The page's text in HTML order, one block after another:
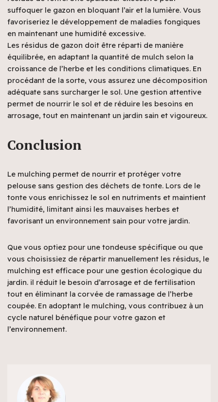
suffoquer le gazon en bloquant l’air et la lumière. Vous
favoriseriez le développement de maladies fongiques
en maintenant une humidité excessive.
Les résidus de gazon doit être réparti de manière
équilibrée, en adaptant la quantité de mulch selon la
croissance de l’herbe et les conditions climatiques. En
procédant de la sorte, vous assurez une décomposition
adéquate sans surcharger le sol. Une gestion attentive
permet de nourrir le sol et de réduire les besoins en
arrosage, tout en maintenant un jardin sain et vigoureux.
Conclusion
Le mulching permet de nourrir et protéger votre
pelouse sans gestion des déchets de tonte. Lors de le
tonte vous enrichissez le sol en nutriments et maintient
l’humidité, limitant ainsi les mauvaises herbes et
favorisant un environnement sain pour votre jardin.
Que vous optiez pour une tondeuse spécifique ou que
vous choisissiez de répartir manuellement les résidus, le
mulching est efficace pour une gestion écologique du
jardin. il réduit le besoin d’arrosage et de fertilisation
tout en éliminant la corvée de ramassage de l’herbe
coupée. En adoptant le mulching, vous contribuez à un
cycle naturel bénéfique pour votre gazon et
l’environnement.